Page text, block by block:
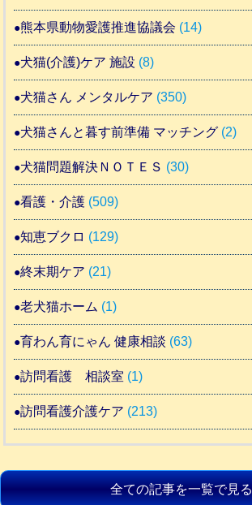
熊本県動物愛護推進協議会 (14)
犬猫(介護)ケア 施設 (8)
犬猫さん メンタルケア (350)
犬猫さんと暮す前準備 マッチング (2)
犬猫問題解決ＮＯＴＥＳ (30)
看護・介護 (509)
知恵ブクロ (129)
終末期ケア (21)
老犬猫ホーム (1)
育わん育にゃん 健康相談 (63)
訪問看護 相談室 (1)
訪問看護介護ケア (213)
全ての記事を一覧で見る